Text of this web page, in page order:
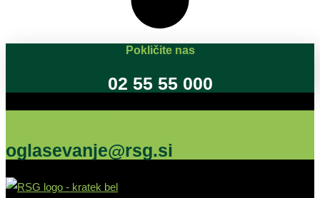
Pokličite nas
02 55 55 000
oglasevanje@rsg.si